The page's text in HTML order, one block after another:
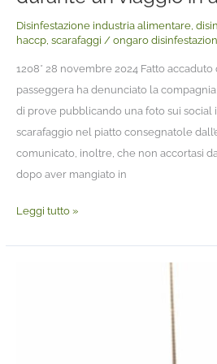
Disinfestazione industria alimentare,
haccp, scarafaggi / ongaro
1208* 28 novembre 2024 Fatto
passeggera ha denunciato la
di prove pubblicando una foto sui social
scarafaggio nel piatto consegnatole
comunicato, inoltre, che non accortasi
dopo aver mangiato in
Leggi tutto »